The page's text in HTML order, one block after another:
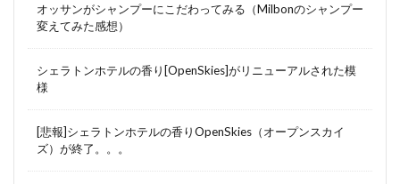
オッサンがシャンプーにこだわってみる（Milbonのシャンプー
変えてみた感想）
シェラトンホテルの香り[OpenSkies]がリニューアルされた模
様
[悲報]シェラトンホテルの香りOpenSkies（オープンスカイ
ズ）が終了。。。